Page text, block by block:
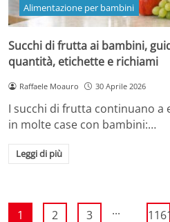
Alimentazione per bambini
Succhi di frutta ai bambini,
quantità, etichette e richiami
Raffaele Moauro 30 Aprile 2026
I succhi di frutta continuano a
in molte case con bambini:…
Leggi di più
1 2 3 ... 1161